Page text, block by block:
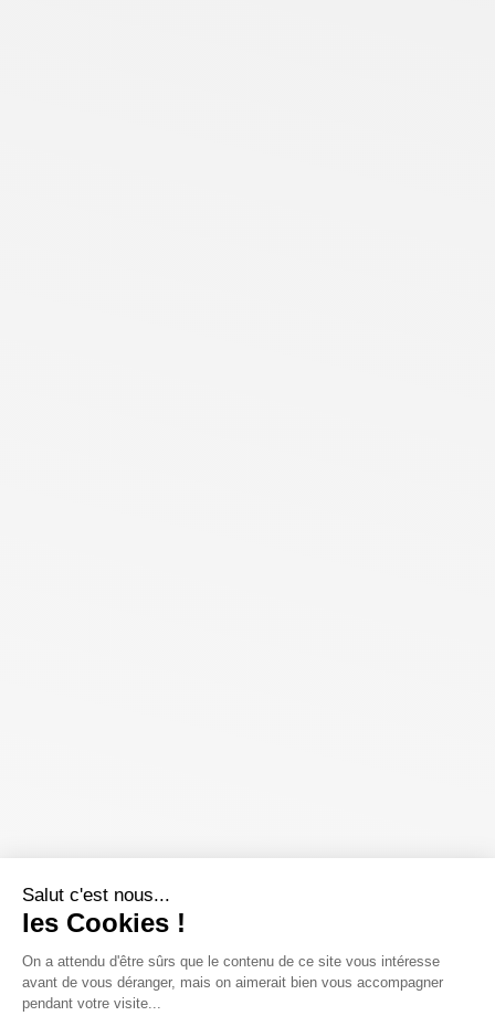
Salut c'est nous...
les Cookies !
On a attendu d'être sûrs que le contenu de ce site vous intéresse
avant de vous déranger, mais on aimerait bien vous accompagner
pendant votre visite...